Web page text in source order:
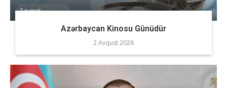
Azərbaycan Kinosu Günüdür
2 Avqust 2026